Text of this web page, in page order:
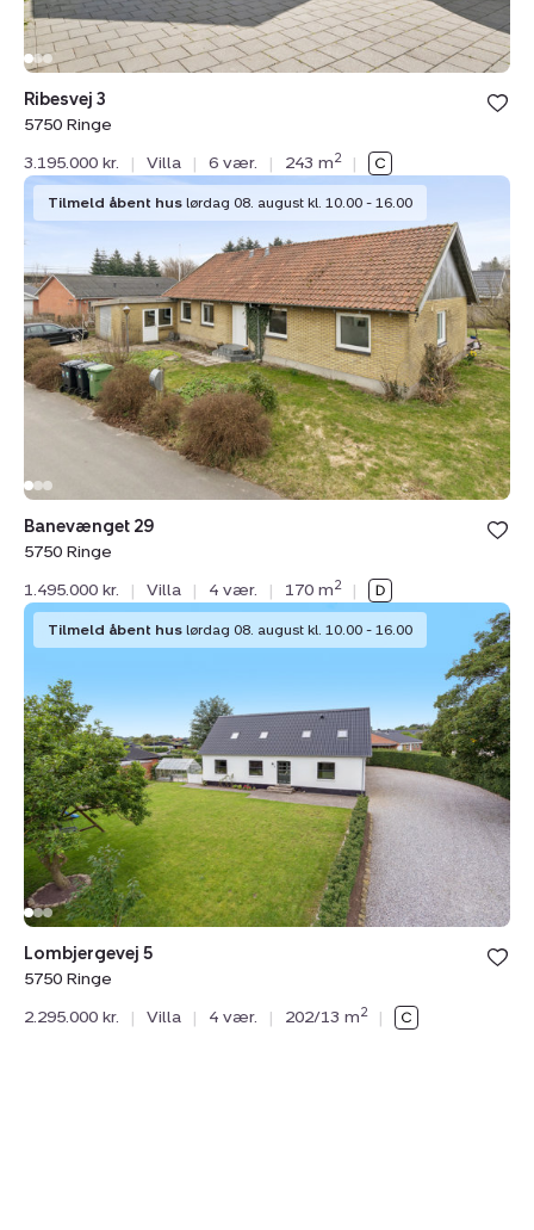
Ribesvej 3
5750 Ringe
3.195.000 kr.
| Villa | 6 vær. | 243 m2 |
Villa:
Banevænget
5750
Ringe
Tilmeld åbent hus lørdag 08. august kl. 10.00 - 16.00
Banevænget 29
5750 Ringe
1.495.000 kr.
| Villa | 4 vær. | 170 m2 |
Villa:
Lombjergevej
5750
Ringe
Tilmeld åbent hus lørdag 08. august kl. 10.00 - 16.00
Lombjergevej 5
5750 Ringe
2.295.000 kr.
| Villa | 4 vær. | 202/13 m2 |